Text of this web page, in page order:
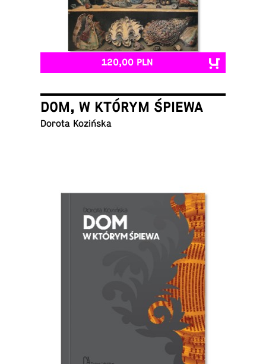
120,00 PLN
DOM, W KTÓRYM ŚPIEWA
Dorota Kozińska